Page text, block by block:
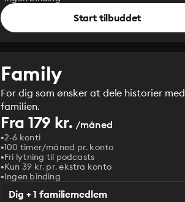
Start tilbuddet
Family
For dig som ønsker at dele historier med
familien.
Fra 179 kr. /måned
2-6 konti
100 timer/måned pr. konto
Fri lytning til podcasts
Kun 39 kr. pr. ekstra konto
Ingen binding
Dig + 1 familiemedlem